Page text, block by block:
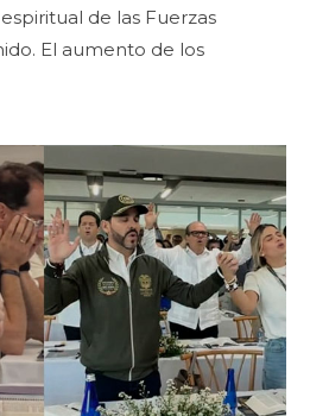
de las Fuerzas
El aumento de los